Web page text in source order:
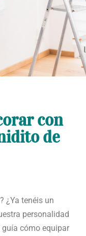
con
de
¿Ya tenéis un
personalidad
cómo equipar